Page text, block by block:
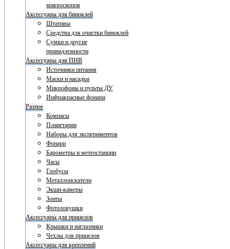
микроскопов
Аксессуары для биноклей
Штативы
Средства для очистки биноклей
Сумки и другие
принадлежности
Аксессуары для ПНВ
Источники питания
Маски и насадки
Микрофоны и пульты ДУ
Инфракрасные фонари
Разное
Компасы
Планетарии
Наборы для экспериментов
Фонари
Барометры и метеостанции
Часы
Глобусы
Металлоискатели
Экшн-камеры
Зонты
Фотоловушки
Аксессуары для прицелов
Крышки и наглазники
Чехлы для прицелов
Аксессуары для креплений